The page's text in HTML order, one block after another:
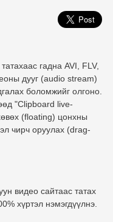
гадна AVI, FLV,
дууг (audio stream)
боломжийг олгоно.
"Clipboard live-
(floating) цонхны
чирч оруулах (drag-
видео сайтаас татах
хүртэл нэмэгдүүлнэ.